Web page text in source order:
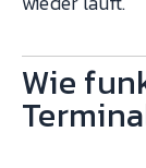
Wie